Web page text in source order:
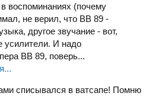
воспоминаниях (почему
не верил, что ВВ 89 -
другое звучание - вот,
усилители. И надо
ВВ 89, поверь...
списывался в ватсапе! Помню